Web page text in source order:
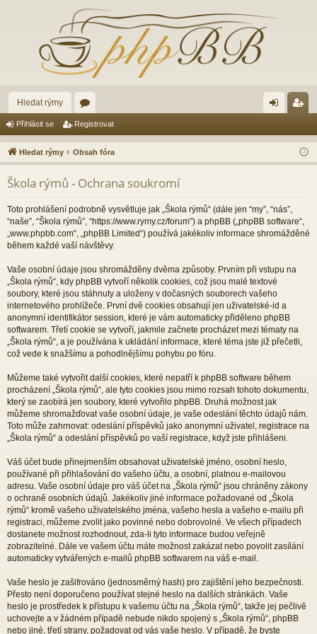
Hledat rýmy
ór
a lá
sit
ist
ro
Přihlásit se Registrovat
Hledat rýmy Obsah fóra
Škola rýmů - Ochrana soukromí
Toto prohlášení podrobně vysvětluje jak „Škola rýmů“ (dále jen “my”, “nás”,
“naše”, “Škola rýmů”, “https://www.rymy.cz/forum”) a phpBB („phpBB software“,
„www.phpbb.com“, „phpBB Limited“) používá jakékoliv informace shromážděné
během každé vaší návštěvy.
Vaše osobní údaje jsou shromážděny dvěma způsoby. Prvním při vstupu na
„Škola rýmů“, kdy phpBB vytvoří několik cookies, což jsou malé textové
soubory, které jsou stáhnuty a uloženy v dočasných souborech vašeho
internetového prohlížeče. První dvě cookies obsahují jen uživatelské-id a
anonymní identifikátor session, které je vám automaticky přiděleno phpBB
softwarem. Třetí cookie se vytvoří, jakmile začnete procházet mezi tématy na
„Škola rýmů“, a je používána k ukládání informace, které téma jste již přečetli,
což vede k snažšímu a pohodlnějšímu pohybu po fóru.
Můžeme také vytvořit další cookies, které nepatří k phpBB software během
procházení „Škola rýmů“, ale tyto cookies jsou mimo rozsah tohoto dokumentu,
který se zaobírá jen soubory, které vytvořilo phpBB. Druhá možnost jak
můžeme shromažďovat vaše osobní údaje, je vaše odeslání těchto údajů nám.
Toto může zahrnovat: odeslání příspěvků jako anonymní uživatel, registrace na
„Škola rýmů“ a odeslání příspěvků po vaší registrace, když jste přihlášeni.
Váš účet bude přinejmenším obsahovat uživatelské jméno, osobní heslo,
používané při přihlašování do vašeho účtu, a osobní, platnou e-mailovou
adresu. Vaše osobní údaje pro váš účet na „Škola rýmů“ jsou chráněny zákony
o ochraně osobních údajů. Jakékoliv jiné informace požadované od „Škola
rýmů“ kromě vašeho uživatelského jména, vašeho hesla a vašeho e-mailu při
registraci, můžeme zvolit jako povinné nebo dobrovolné. Ve všech případech
dostanete možnost rozhodnout, zda-li tyto informace budou veřejně
zobrazitelné. Dále ve vašem účtu máte možnost zakázat nebo povolit zasílání
automaticky vytvářených e-mailů phpBB softwarem na váš e-mail.
Vaše heslo je zašifrováno (jednosměrný hash) pro zajištění jeho bezpečnosti.
Přesto není doporučeno používat stejné heslo na dalších stránkách. Vaše
heslo je prostředek k přístupu k vašemu účtu na „Škola rýmů“, takže jej pečlivě
uchovejte a v žádném případě nebude nikdo spojený s „Škola rýmů“, phpBB
nebo jiné, třetí strany, požadovat od vás vaše heslo. V případě, že byste